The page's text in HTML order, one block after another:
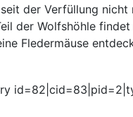
der Verfüllung
der Wolfshöhle
Fledermäuse